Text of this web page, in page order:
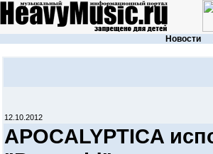
Новости
12.10.2012
APOCALYPTICA